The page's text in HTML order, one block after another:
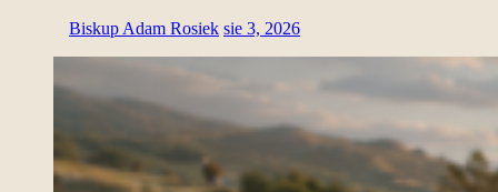
Biskup Adam Rosiek sie 3, 2026